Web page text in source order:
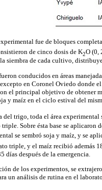
fue de bloques
de cinco dosis de K2O (0,
siembra de cada cultivo,
conducidos en áreas
en Coronel Oviedo donde
el principal objetivo de obtener
y maíz en el ciclo estival del
del trigo, toda el área
Sobre ésta base se aplicaron
se sembró soja y maíz, y se
triple, y el maíz recibió además
días después de la emergencia.
de los experimentos, se
un análisis de rutina en el